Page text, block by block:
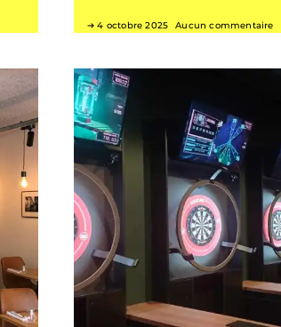
4 octobre 2025 Aucun commentaire